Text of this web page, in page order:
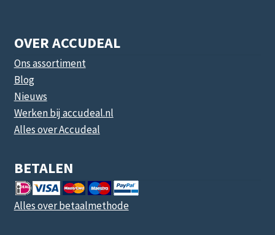
OVER ACCUDEAL
Ons assortiment
Blog
Nieuws
Werken bij accudeal.nl
Alles over Accudeal
BETALEN
Alles over betaalmethode